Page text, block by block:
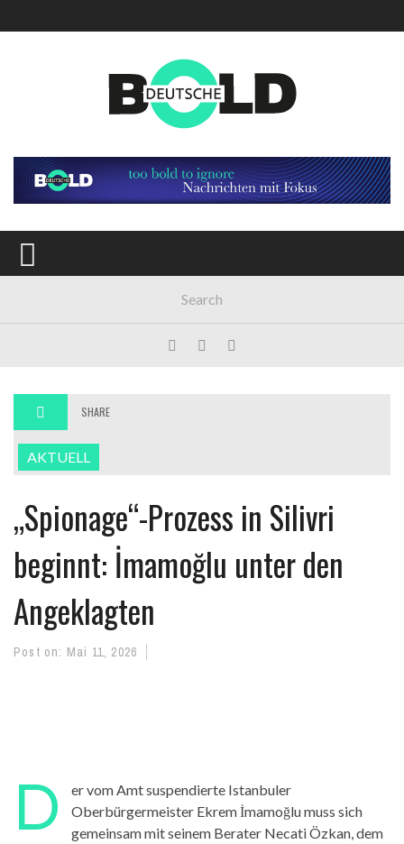
SHARE
AKTUELL
„Spionage“-Prozess in Silivri
beginnt: İmamoğlu unter den
Angeklagten
Post on: Mai 11, 2026
D
er vom Amt suspendierte Istanbuler
Oberbürgermeister Ekrem İmamoğlu muss sich
gemeinsam mit seinem Berater Necati Özkan, dem